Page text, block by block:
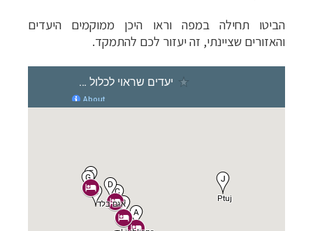
הביטו תחילה במפה וראו היכן ממוקמים היעדים
והאזורים שציינתי, זה יעזור לכם להתמקד.